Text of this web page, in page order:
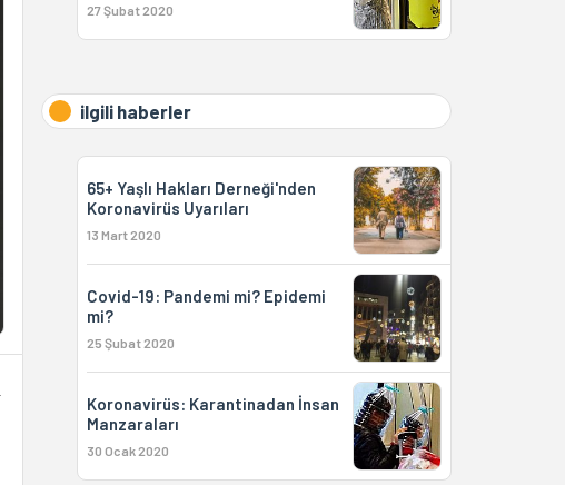
27 Şubat 2020
ilgili haberler
65+ Yaşlı Hakları Derneği'nden
Koronavirüs Uyarıları
13 Mart 2020
Covid-19: Pandemi mi? Epidemi
mi?
25 Şubat 2020
Koronavirüs: Karantinadan İnsan
Manzaraları
30 Ocak 2020